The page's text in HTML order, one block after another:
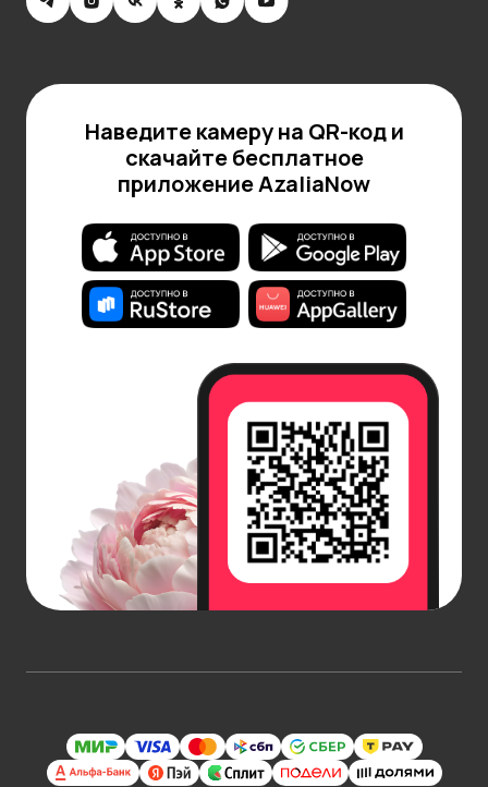
Наведите камеру на QR-код и
скачайте бесплатное
приложение AzaliaNow